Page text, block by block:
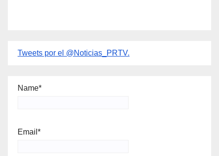
Tweets por el @Noticias_PRTV.
Name*
Email*